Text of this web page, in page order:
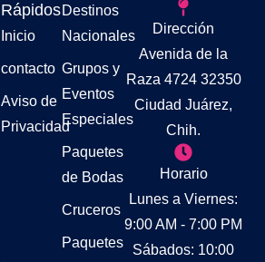
Destinos
Nacionales
Grupos y
Eventos
Especiales
Paquetes
de Bodas
Cruceros
Paquetes
Rápidos
Inicio
contacto
Aviso de
Privacidad
Dirección
Avenida de la
Raza 4724 32350
Ciudad Juárez,
Chih.
Horario
Lunes a Viernes:
9:00 AM - 7:00 PM
Sábados: 10:00